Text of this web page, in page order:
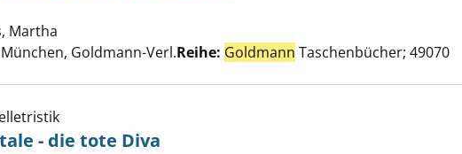
Jury und der Weg des Mörders anzeigen
Martha
München, Goldmann-Verl.Reihe: Goldmann Taschenbücher; 49070
- die tote Diva